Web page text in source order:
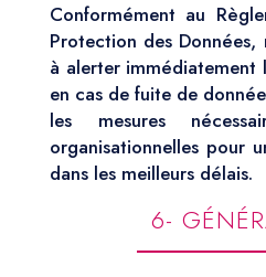
Conformément au
Protection des Données,
à alerter immédiatement
en cas de fuite de
les mesures
organisationnelles pour
dans les meilleurs délais.
6-